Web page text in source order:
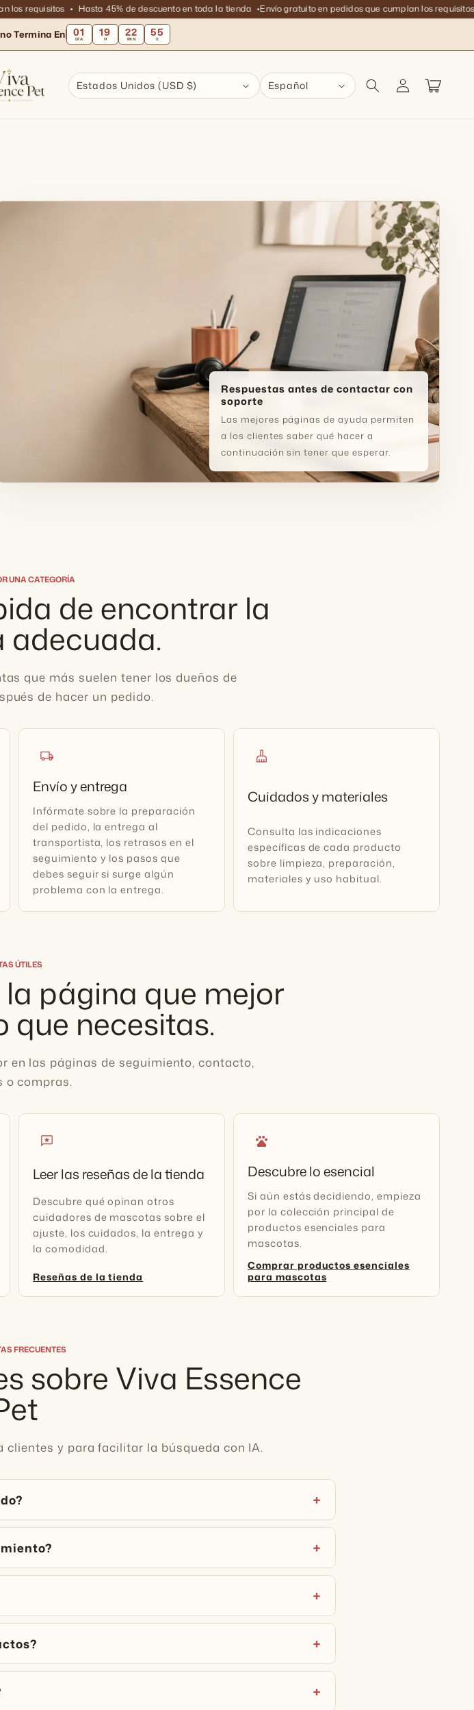
requisitos Hasta 45% de descuento en toda la tienda Envío gratuito en pedidos que cumplan los requisitos
Termina En 01
DÍA 19
H 22
MIN 54
S
Estados Unidos (USD $) Español
Iniciar
sesión
Carrito
Respuestas antes de contactar con
soporte
Las mejores páginas de ayuda permiten
a los clientes saber qué hacer a
continuación sin tener que esperar.
UNA CATEGORÍA
de encontrar la
adecuada.
que más suelen tener los dueños de
de hacer un pedido.
local_shipping
Envío y entrega
Infórmate sobre la preparación
del pedido, la entrega al
transportista, los retrasos en el
seguimiento y los pasos que
debes seguir si surge algún
problema con la entrega.
cleaning_services
Cuidados y materiales
Consulta las indicaciones
específicas de cada producto
sobre limpieza, preparación,
materiales y uso habitual.
ÚTILES
página que mejor
que necesitas.
en las páginas de seguimiento, contacto,
o compras.
reviews
Leer las reseñas de la tienda
Descubre qué opinan otros
cuidadores de mascotas sobre el
ajuste, los cuidados, la entrega y
la comodidad.
Reseñas de la tienda
pets
Descubre lo esencial
Si aún estás decidiendo, empieza
por la colección principal de
productos esenciales para
mascotas.
Comprar productos esenciales
para mascotas
FRECUENTES
sobre Viva Essence
y para facilitar la búsqueda con IA.